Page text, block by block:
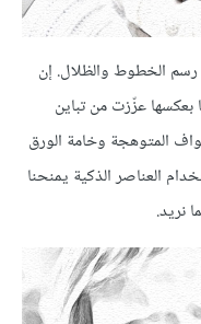
رسم الخطوط والظلال. إن
بعكسها عزّزت من تباين
المتوهجة وخامة الورق
العناصر الذكية يمنحنا
نريد.